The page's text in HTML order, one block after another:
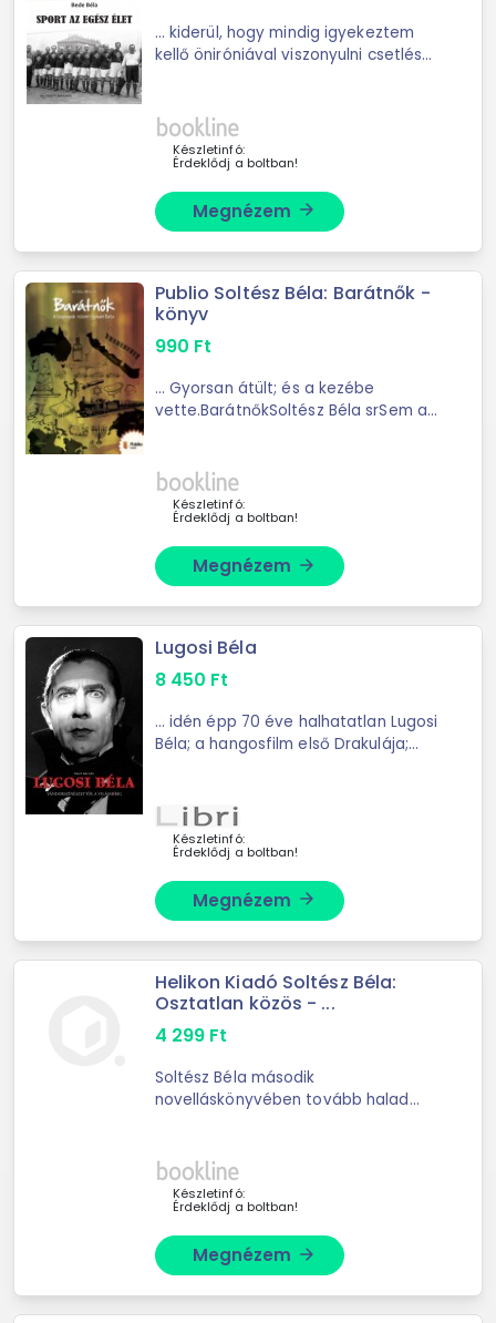
... kiderül, hogy mindig igyekeztem
kellő öniróniával viszonyulni csetlés-
szórakoztatóan mesél fölöttébb
érdekes történeteket ...
Készletinfó:
Érdeklődj a boltban!
Megnézem arrow_forward
Publio Soltész Béla: Barátnők -
könyv
990 Ft
... Gyorsan átült; és a kezébe
vette.BarátnőkSoltész Béla srSem az
résznél hosszasan elidőzött.A
szerelvény ...
Készletinfó:
Érdeklődj a boltban!
Megnézem arrow_forward
Lugosi Béla
8 450 Ft
... idén épp 70 éve halhatatlan Lugosi
Béla; a hangosfilm első Drakulája;
beszéli el rendkívül olvasmányos
módon: ...
Készletinfó:
Érdeklődj a boltban!
Megnézem arrow_forward
Helikon Kiadó Soltész Béla:
Osztatlan közös - ...
4 299 Ft
Soltész Béla második
novelláskönyvében tovább halad
Készletinfó:
Érdeklődj a boltban!
Megnézem arrow_forward